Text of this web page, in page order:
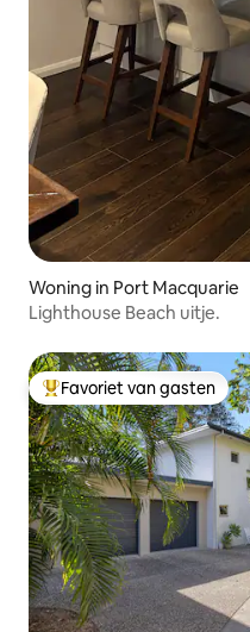
Woning in Port Macquarie
Lighthouse Beach uitje.
Topfavoriet van gasten
Favoriet van gasten